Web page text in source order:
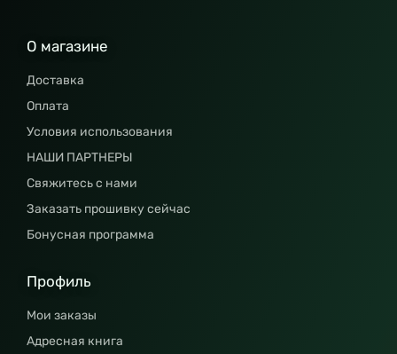
О магазине
Доставка
Оплата
Условия использования
НАШИ ПАРТНЕРЫ
Свяжитесь с нами
Заказать прошивку сейчас
Бонусная программа
Профиль
Мои заказы
Адресная книга